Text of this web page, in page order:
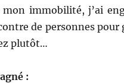
immobilité, j’ai
de personnes pour
plutôt…
: